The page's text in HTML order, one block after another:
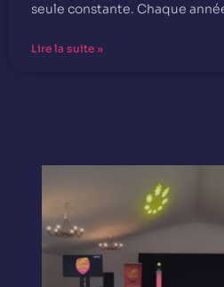
seule constante. Chaque
Lire la suite »